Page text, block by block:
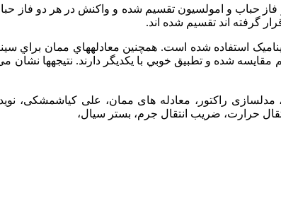
حباب و امولسيون تقسيم شده و واکنش در هر دو فاز
گرفته اند تقسيم شده اند.
استفاده شده است. همچنين معادلههاي ممان براي
راکتور، معادله های ممان، علی کیاشمشکی،
حرارت، ضریب انتقال جرم، بستر سیال،